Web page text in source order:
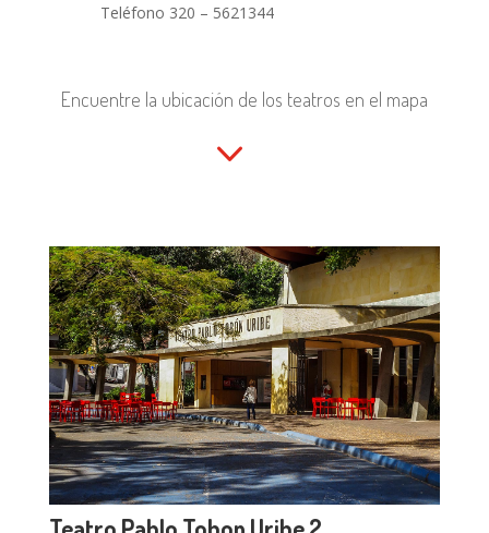
Teléfono 320 – 5621344
Encuentre la ubicación de los teatros en el mapa